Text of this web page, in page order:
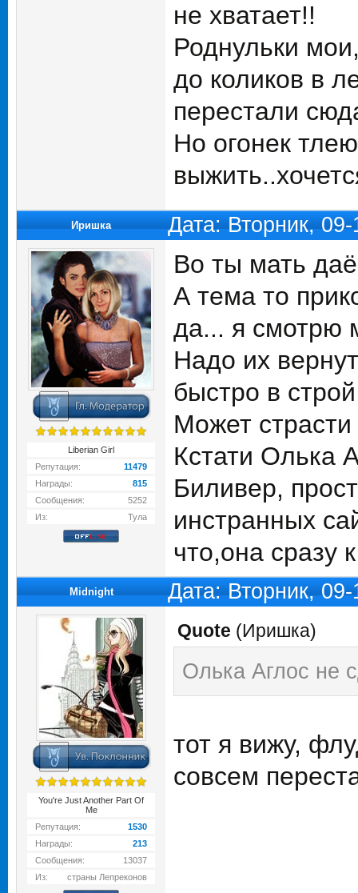
не хватает!!
Роднульки
до коликов в
перестали
Но огонек
Иришка Дата: Вторник,
Liberian Girl
Репутация:
11479
Награды:
815
Сообщения:
5252
Из:
Тула
Во ты мать
А тема то
да... я смотрю
Надо их
быстро в
Может
Кстати Олька
Биливер,
инстранных
что,она сразу
Midnight Дата: Вторник,
You're Just Another Part Of
Me
Репутация:
1530
Награды:
213
Сообщения:
13037
Из:
страны Лепреконов
Quote (Иришка)
Олька Аглос не
тот я вижу,
совсем